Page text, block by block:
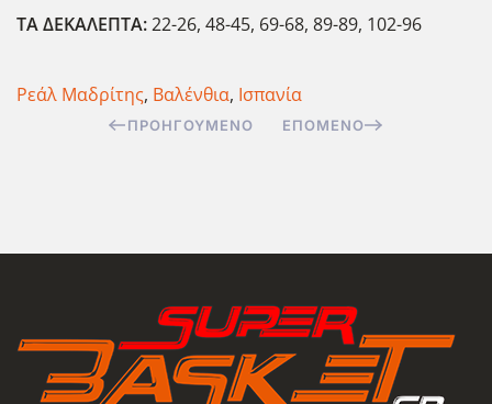
ΤΑ ΔΕΚΑΛΕΠΤΑ:22-26, 48-45, 69-68, 89-89, 102-96
Ρεάλ Μαδρίτης, Βαλένθια, Ισπανία
ΠΡΟΗΓΟΎΜΕΝΟ ΕΠΌΜΕΝΟ